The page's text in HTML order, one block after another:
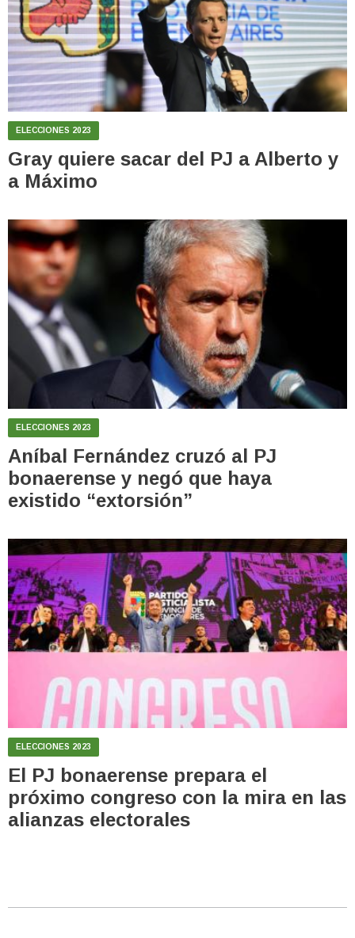
ELECCIONES 2023
Gray quiere sacar del PJ a Alberto y
a Máximo
ELECCIONES 2023
Aníbal Fernández cruzó al PJ
bonaerense y negó que haya
existido “extorsión”
ELECCIONES 2023
El PJ bonaerense prepara el
próximo congreso con la mira en las
alianzas electorales